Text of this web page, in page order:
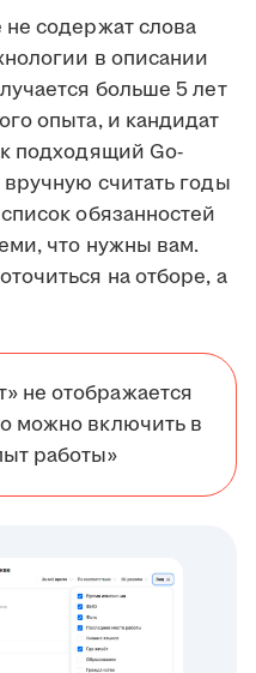
содержат слова
в описании
больше 5 лет
опыта, и кандидат
подходящий Go-
считать годы
обязанностей
что нужны вам.
на отборе, а
не отображается
можно включить в
работы»